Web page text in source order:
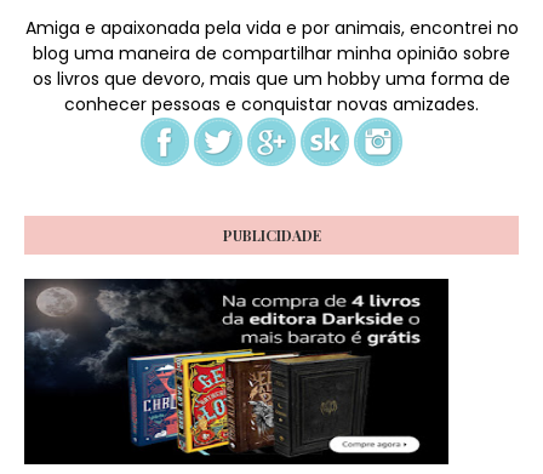
Amiga e apaixonada pela vida e por animais, encontrei no
blog uma maneira de compartilhar minha opinião sobre
os livros que devoro, mais que um hobby uma forma de
conhecer pessoas e conquistar novas amizades.
PUBLICIDADE